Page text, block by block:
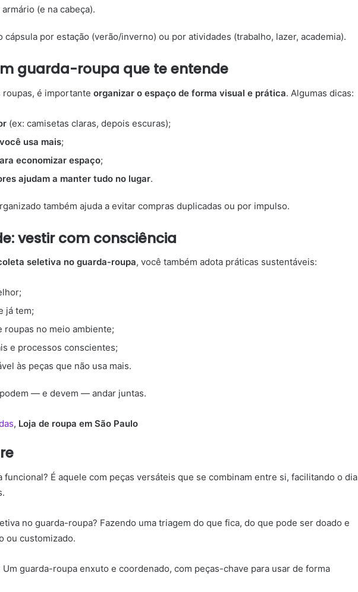
(e na cabeça).
cápsula por estação (verão/inverno) ou por atividades (trabalho, lazer, academia).
guarda-roupa que te entende
roupas, é importante organizar o espaço de forma visual e prática. Algumas dicas:
(ex: camisetas claras, depois escuras);
usa mais;
economizar espaço;
ajudam a manter tudo no lugar.
também ajuda a evitar compras duplicadas ou por impulso.
vestir com consciência
seletiva no guarda-roupa, você também adota práticas sustentáveis:
já tem;
roupas no meio ambiente;
e processos conscientes;
às peças que não usa mais.
— e devem — andar juntas.
, Loja de roupa em São Paulo
funcional? É aquele com peças versáteis que se combinam entre si, facilitando o dia
no guarda-roupa? Fazendo uma triagem do que fica, do que pode ser doado e
ou customizado.
Um guarda-roupa enxuto e coordenado, com peças-chave para usar de forma